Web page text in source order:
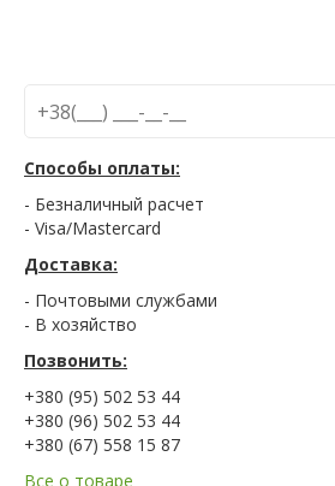
Способы оплаты:
- Безналичный расчет
- Visa/Mastercard
Доставка:
- Почтовыми службами
- В хозяйство
Позвонить:
+380 (95) 502 53 44
+380 (96) 502 53 44
+380 (67) 558 15 87
Все о товаре